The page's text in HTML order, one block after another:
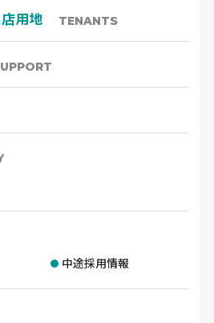
用地 TENANTS
中途採用情報